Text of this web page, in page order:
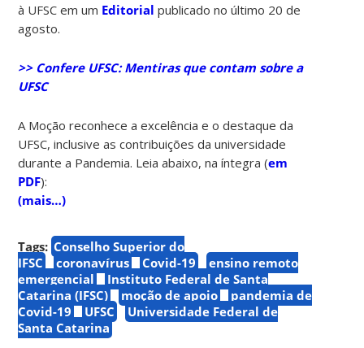
à UFSC em um Editorial publicado no último 20 de
agosto.
>> Confere UFSC:Mentiras que contam sobre a
UFSC
A Moção reconhece a excelência e o destaque da
UFSC, inclusive as contribuições da universidade
durante a Pandemia. Leia abaixo, na íntegra (em
PDF):
(mais…)
Tags: Conselho Superior do
IFSC
coronavírus Covid-19
ensino remoto
emergencial
Instituto Federal de Santa
Catarina (IFSC)
moção de apoio
pandemia de
Covid-19
UFSC
Universidade Federal de
Santa Catarina